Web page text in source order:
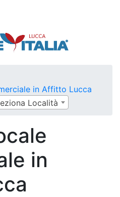
in Affitto Lucca
Località
in